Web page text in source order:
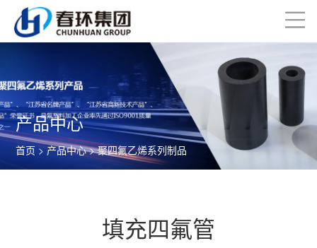
产品中心
首页 > 产品中心>聚四氟乙烯系列制品
填充四氟管